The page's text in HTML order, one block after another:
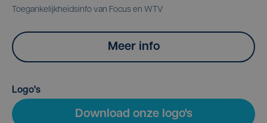
Toegankelijkheidsinfo van Focus en WTV
Meer info
Logo's
Download onze logo's